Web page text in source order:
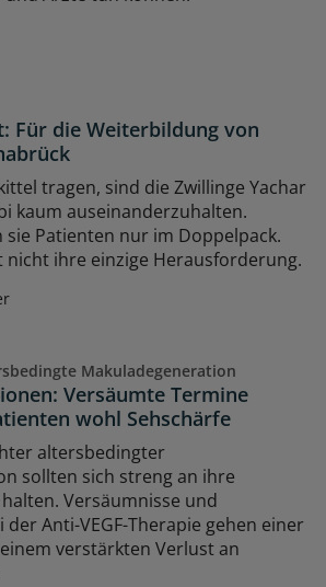
Für die Weiterbildung von
tragen, sind die Zwillinge Yachar
kaum auseinanderzuhalten.
sie Patienten nur im Doppelpack.
nicht ihre einzige Herausforderung.
Makuladegeneration
Versäumte Termine
wohl Sehschärfe
altersbedingter
sollten sich streng an ihre
Versäumnisse und
Anti-VEGF-Therapie gehen einer
verstärkten Verlust an